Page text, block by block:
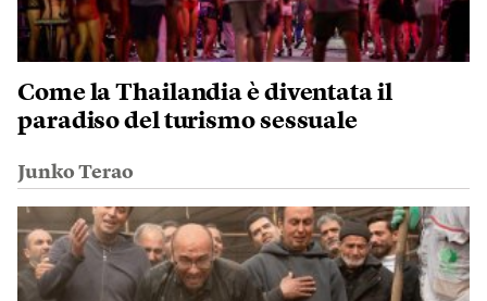
Come la Thailandia è diventata il
paradiso del turismo sessuale
Junko Terao